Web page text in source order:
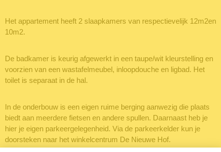
Het appartement heeft 2 slaapkamers van respectievelijk 12m2en
10m2.
De badkamer is keurig afgewerkt in een taupe/wit kleurstelling en
voorzien van een wastafelmeubel, inloopdouche en ligbad. Het
toilet is separaat in de hal.
In de onderbouw is een eigen ruime berging aanwezig die plaats
biedt aan meerdere fietsen en andere spullen. Daarnaast heb je
hier je eigen parkeergelegenheid. Via de parkeerkelder kun je
doorsteken naar het winkelcentrum De Nieuwe Hof.